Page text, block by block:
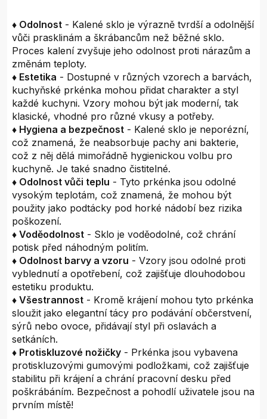
♦ Odolnost - Kalené sklo je výrazně tvrdší a odolnější
vůči prasklinám a škrábancům než běžné sklo.
Proces kalení zvyšuje jeho odolnost proti nárazům a
změnám teploty.
♦ Estetika - Dostupné v různých vzorech a barvách,
kuchyňské prkénka mohou přidat charakter a styl
každé kuchyni. Vzory mohou být jak moderní, tak
klasické, vhodné pro různé vkusy a potřeby.
♦ Hygiena a bezpečnost - Kalené sklo je neporézní,
což znamená, že neabsorbuje pachy ani bakterie,
což z něj dělá mimořádně hygienickou volbu pro
kuchyně. Je také snadno čistitelné.
♦ Odolnost vůči teplu - Tyto prkénka jsou odolné
vysokým teplotám, což znamená, že mohou být
použity jako podtácky pod horké nádobí bez rizika
poškození.
♦ Voděodolnost - Sklo je voděodolné, což chrání
potisk před náhodným politím.
♦ Odolnost barvy a vzoru - Vzory jsou odolné proti
vyblednutí a opotřebení, což zajišťuje dlouhodobou
estetiku produktu.
♦ Všestrannost - Kromě krájení mohou tyto prkénka
sloužit jako elegantní tácy pro podávání občerstvení,
sýrů nebo ovoce, přidávají styl při oslavách a
setkáních.
♦ Protiskluzové nožičky - Prkénka jsou vybavena
protiskluzovými gumovými podložkami, což zajišťuje
stabilitu při krájení a chrání pracovní desku před
poškrábáním. Bezpečnost a pohodlí uživatele jsou na
prvním místě!